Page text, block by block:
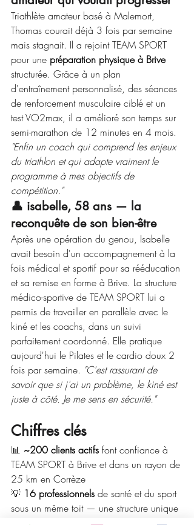
Triathlète amateur basé à Malemort,
Thomas courait déjà 3 fois par semaine
mais stagnait. Il a rejoint TEAM SPORT
pour une préparation physique à Brive
structurée. Grâce à un plan
d'entraînement personnalisé, des séances
de renforcement musculaire ciblé et un
test VO2max, il a amélioré son temps sur
semi-marathon de 12 minutes en 4 mois.
"Enfin un coach qui comprend les enjeux
du triathlon et qui adapte vraiment le
programme à mes objectifs de
compétition."
👤 isabelle, 58 ans — la
reconquête de son bien-être
Après une opération du genou, Isabelle
avait besoin d'un accompagnement à la
fois médical et sportif pour sa rééducation
et sa remise en forme à Brive. La structure
médico-sportive de TEAM SPORT lui a
permis de travailler en parallèle avec le
kiné et les coachs, dans un suivi
parfaitement coordonné. Elle pratique
aujourd'hui le Pilates et le cardio doux 2
fois par semaine. "C'est rassurant de
savoir que si j'ai un problème, le kiné est
juste à côté. Je me sens en sécurité."
Chiffres clés
📊 ~200 clients actifs font confiance à
TEAM SPORT à Brive et dans un rayon de
25 km en Corrèze
💡 16 professionnels de santé et du sport
sous un même toit — une structure unique